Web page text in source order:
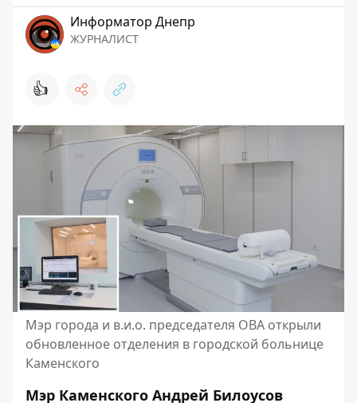
Информатор Днепр
ЖУРНАЛИСТ
👍
Мэр города и в.и.о. председателя ОВА открыли
обновленное отделения в городской больнице
Каменского
Мэр Каменского Андрей Билоусов